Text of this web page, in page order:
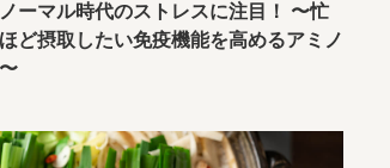
ーマル時代のストレスに注目！ 〜忙
ど摂取したい免疫機能を高めるアミノ